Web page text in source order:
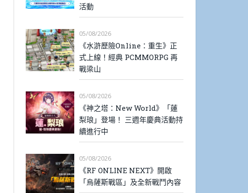
活動
05/08/2026
《水滸歷險Online：重生》正
式上線！經典 PCMMORPG 再
戰梁山
05/08/2026
《神之塔：New World》「蓮
梨琅」登場！ 三週年慶典活動持
續進行中
05/08/2026
《RF ONLINE NEXT》開啟
「烏薩斯戰區」及全新戰鬥內容